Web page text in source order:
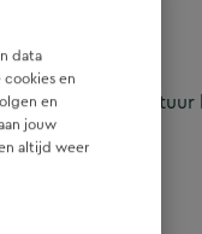
data
en
en
jouw
altijd weer